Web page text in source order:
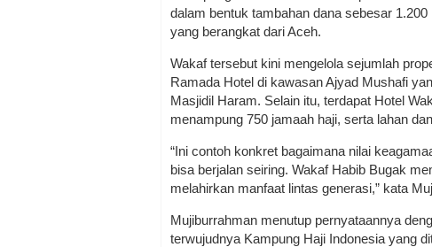
dalam bentuk tambahan dana sebesar
yang berangkat dari Aceh.
Wakaf tersebut kini mengelola sejumlah
Ramada Hotel di kawasan Ajyad Mushafi
Masjidil Haram. Selain itu, terdapat Hotel
menampung 750 jamaah haji, serta lahan
“Ini contoh konkret bagaimana nilai
bisa berjalan seiring. Wakaf Habib Bugak
melahirkan manfaat lintas generasi,” kata
Mujiburrahman menutup pernyataannya
terwujudnya Kampung Haji Indonesia yang